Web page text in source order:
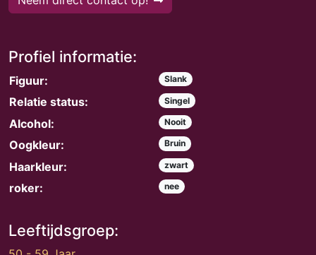
Profiel informatie:
Figuur: Slank
Relatie status: Singel
Alcohol: Nooit
Oogkleur: Bruin
Haarkleur: zwart
roker: nee
Leeftijdsgroep: